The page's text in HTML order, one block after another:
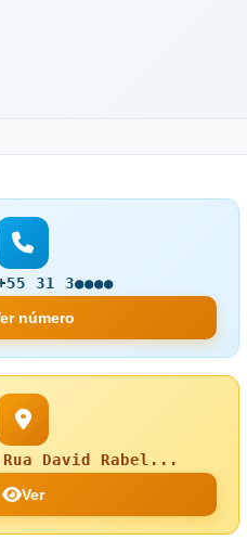
31 3●●●●
número
Rua David Rabel...
Ver